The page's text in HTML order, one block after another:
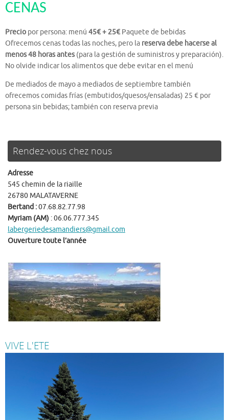
CENAS
Precio por persona: menú 45€ + 25€Paquete de bebidas
Ofrecemos cenas todas las noches, pero la reserva debe hacerse al
menos 48 horas antes(para la gestión de suministros y preparación).
No olvide indicar los alimentos que debe evitar en el menú
De mediados de mayo a mediados de septiembre también
ofrecemos comidas frías (embutidos/quesos/ensaladas) 25 € por
persona sin bebidas; también con reserva previa
Rendez-vous chez nous
Adresse
545 chemin de la riaille
26780 MALATAVERNE
Bertand :07.68.82.77.98
Myriam (AM) : 06.06.777.345
labergeriedesamandiers@gmail.com
Ouverture toute l’année
VIVE L'ETE